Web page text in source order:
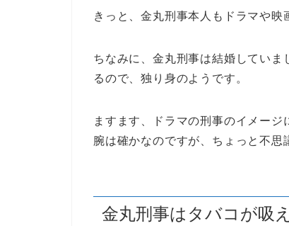
きっと、金丸刑事本人もドラマや映
ちなみに、金丸刑事は結婚してい
るので、独り身のようです。
ますます、ドラマの刑事のイメー
腕は確かなのですが、ちょっと不思
金丸刑事はタバコが吸